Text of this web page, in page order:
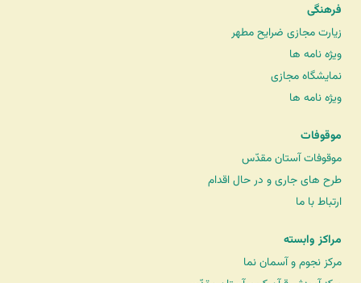
فرهنگی
زیارت مجازی ضرایح مطهر
ویژه نامه ها
نمایشگاه مجازی
ویژه نامه ها
موقوفات
موقوفات آستان مقدّس
طرح های جاری و در حال اقدام
ارتباط با ما
مراکز وابسته
مرکز نجوم و آسمان نما